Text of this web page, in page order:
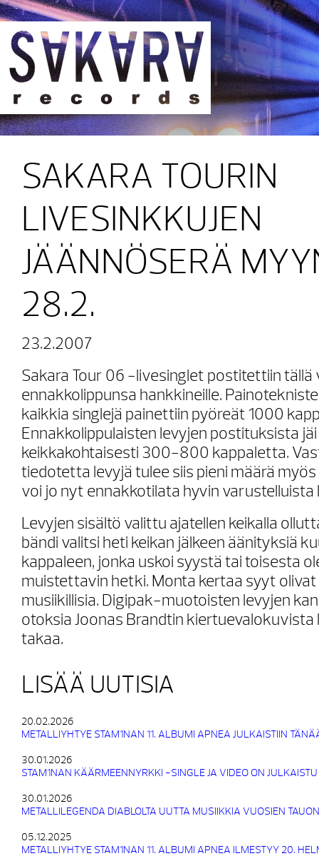
Sakara Records
SAKARA TOURIN
LIVESINKKUJEN
JÄÄNNÖSERÄ
28.2.
23.2.2007
Sakara Tour 06 -livesinglet postitettiin tällä
ennakkolippunsa hankkineille.
kaikkia singlejä painettiin pyöreät 1000
Ennakkolippulaisten levyjen postituksista
keikkakohtaisesti 300-800 kappaletta.
tiedotetta levyjä tulee siis pieni määrä
voi jo nyt ennakkotilata hyvin varustelluista
Levyjen sisältö valittu ajatellen keikalla
bändi valitsi heti keikan jälkeen äänityksiä
kappaleen, jonka uskoi syystä tai toisesta
muistettavin hetki. Monta kertaa syyt
musiikillisia. Digipak-muotoisten levyjen
otoksia Joonas Brandtin kiertuevalokuvista
takaa.
LISÄÄ UUTISIA
20.02.2026
METALLIYHTYE STAM1NAN 11. ALBUMI APNEA JULKAISTIIN
30.01.2026
STAM1NAN KÄÄRMEENNYRKKI -SINGLE JA VIDEO ON JULKAISTU
30.01.2026
METALLILEGENDA DIABLOLTA UUTTA MUSIIKKIA VUOSIEN
05.12.2025
METALLIYHTYE STAM1NAN 11. ALBUMI APNEA ILMESTYY 20.